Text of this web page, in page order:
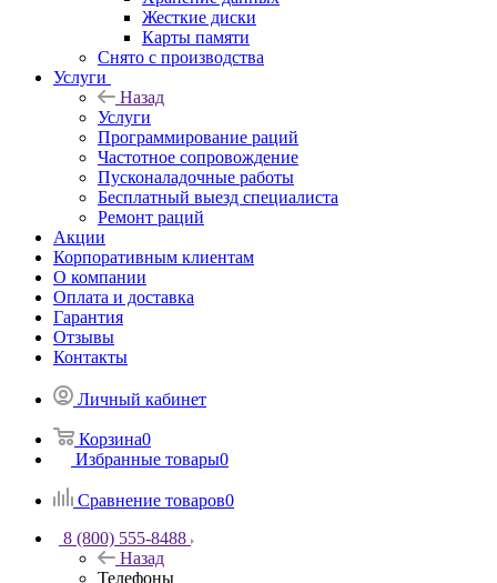
Жесткие диски
Карты памяти
Снято с производства
Услуги
Назад
Услуги
Программирование раций
Частотное сопровождение
Пусконаладочные работы
Бесплатный выезд специалиста
Ремонт раций
Акции
Корпоративным клиентам
О компании
Оплата и доставка
Гарантия
Отзывы
Контакты
Личный кабинет
Корзина0
Избранные товары0
Сравнение товаров0
8 (800) 555-8488
Назад
Телефоны